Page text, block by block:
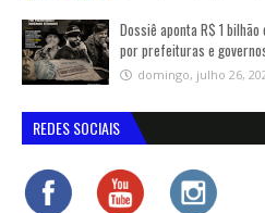
Dossiê aponta R$ 1
por prefeituras e
domingo, julho 26,
REDES SOCIAIS